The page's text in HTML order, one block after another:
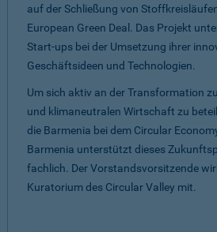
auf der Schließung von
European Green Deal. Das Projekt
Start-ups bei der Umsetzung ihrer
Geschäftsideen und Technologien.
Um sich aktiv an der Transformation
und klimaneutralen Wirtschaft zu
die Barmenia bei dem Circular
Barmenia unterstützt dieses
fachlich. Der Vorstandsvorsitzende
Kuratorium des Circular Valley mit.